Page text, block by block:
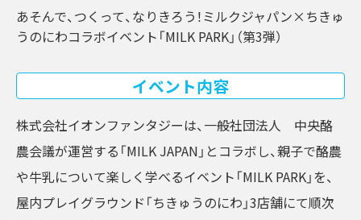
あそんで、つくって、なりきろう！ミルクジャパン×ちきゅ
うのにわコラボイベント「MILK PARK」（第3弾）
イベント内容
株式会社イオンファンタジーは、一般社団法人 中央酪
農会議が運営する「MILK JAPAN」とコラボし、親子で酪農
や牛乳について楽しく学べるイベント「MILK PARK」を、
屋内プレイグラウンド「ちきゅうのにわ」3店舗にて順次